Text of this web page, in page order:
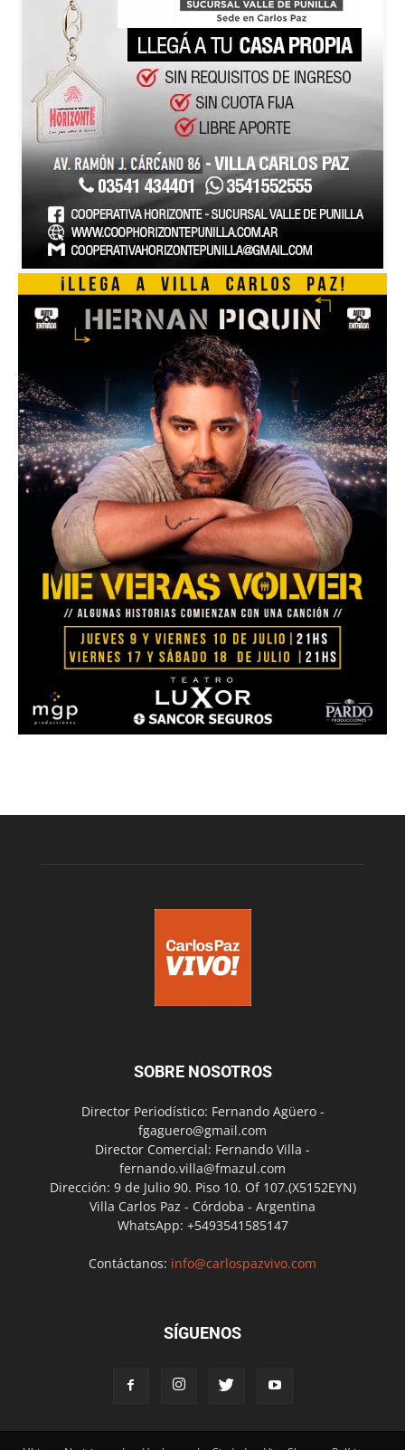
SOBRE NOSOTROS
Director Periodístico: Fernando Agüero -
fgaguero@gmail.com
Director Comercial: Fernando Villa -
fernando.villa@fmazul.com
Dirección: 9 de Julio 90. Piso 10. Of 107.(X5152EYN)
Villa Carlos Paz - Córdoba - Argentina
WhatsApp: +5493541585147
Contáctanos: info@carlospazvivo.com
SÍGUENOS